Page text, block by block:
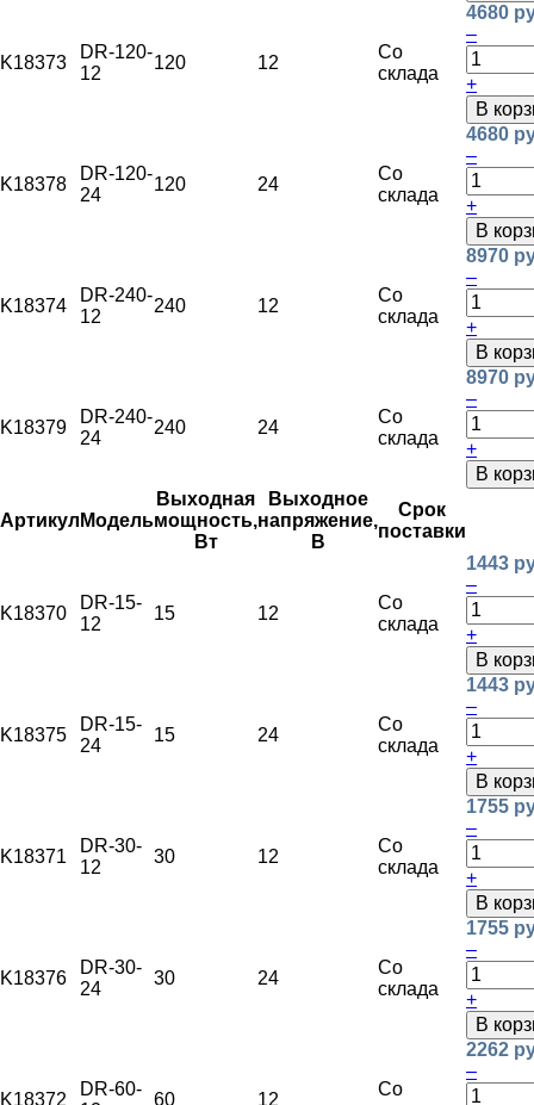
K18373
DR-120-
12
120 12
Со
склада
4680
–
+
В
K18378
DR-120-
24
120 24
Со
склада
4680
–
+
В
K18374
DR-240-
12
240 12
Со
склада
8970
–
+
В
K18379
DR-240-
24
240 24
Со
склада
8970
–
+
В
Артикул Модель
Выходная
мощность,
Вт
Выходное
напряжение,
В
Срок
поставки
K18370
DR-15-
12
15 12
Со
склада
1443
–
+
В
K18375
DR-15-
24
15 24
Со
склада
1443
–
+
В
K18371
DR-30-
12
30 12
Со
склада
1755
–
+
В
K18376
DR-30-
24
30 24
Со
склада
1755
–
+
В
K18372
DR-60-
60 12
Со
2262
–